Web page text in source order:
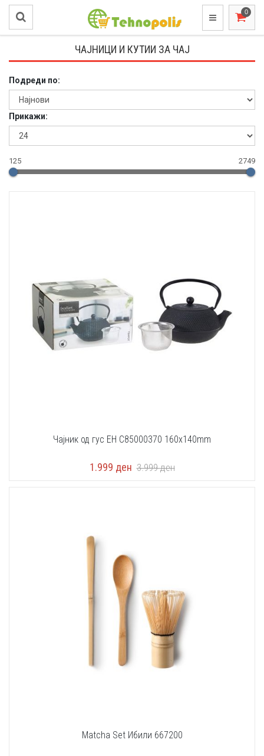
ЧАЈНИЦИ И КУТИИ ЗА ЧАЈ
Подреди по:
Прикажи:
125 2749
Чајник од гус EH C85000370 160x140mm
1.999 ден 3.999ден
Matcha Set Ибили 667200